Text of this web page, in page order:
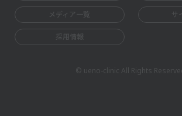
メディア一覧 サ
採用情報
© ueno-clinic All Rights